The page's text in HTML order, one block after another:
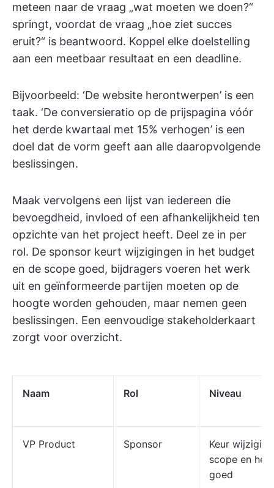
meteen naar de vraag „wat moeten we doen?“
springt, voordat de vraag „hoe ziet succes
eruit?“ is beantwoord. Koppel elke doelstelling
aan een meetbaar resultaat en een deadline.
Bijvoorbeeld: ‘De website herontwerpen’ is een
taak. ‘De conversieratio op de prijspagina vóór
het derde kwartaal met 15% verhogen’ is een
doel dat de vorm geeft aan alle daaropvolgende
beslissingen.
Maak vervolgens een lijst van iedereen die
bevoegdheid, invloed of een afhankelijkheid ten
opzichte van het project heeft. Deel ze in per
rol. De sponsor keurt wijzigingen in het budget
en de scope goed, bijdragers voeren het werk
uit en geïnformeerde partijen moeten op de
hoogte worden gehouden, maar nemen geen
beslissingen. Een eenvoudige stakeholderkaart
zorgt voor overzicht.
Naam Rol Niveau
VP Product Sponsor
Keur
scope en het
goed